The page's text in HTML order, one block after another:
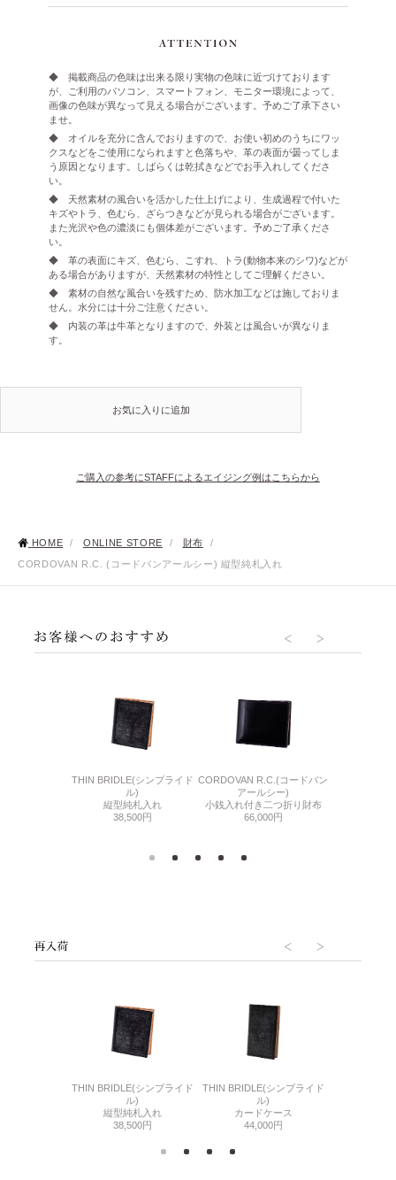
◆ 掲載商品の色味は出来る限り実物の色味に近づけております
が、ご利用のパソコン、スマートフォン、モニター環境によって、
画像の色味が異なって見える場合がございます。予めご了承下さい
ませ。
◆ オイルを充分に含んでおりますので、お使い初めのうちにワッ
クスなどをご使用になられますと色落ちや、革の表面が曇ってしま
う原因となります。しばらくは乾拭きなどでお手入れしてくださ
い。
◆ 天然素材の風合いを活かした仕上げにより、生成過程で付いた
キズやトラ、色むら、ざらつきなどが見られる場合がございます。
また光沢や色の濃淡にも個体差がございます。予めご了承くださ
い。
◆ 革の表面にキズ、色むら、こすれ、トラ(動物本来のシワ)などが
ある場合がありますが、天然素材の特性としてご理解ください。
◆ 素材の自然な風合いを残すため、防水加工などは施しておりま
せん。水分には十分ご注意ください。
◆ 内装の革は牛革となりますので、外装とは風合いが異なりま
す。
お気に入りに追加
ご購入の参考にSTAFFによるエイジング例はこちらから
HOME / ONLINE STORE / 財布
/
CORDOVAN R.C. (コードバンアールシー) 縦型純札入れ
THIN BRIDLE(シンブライド
ル)
縦型純札入れ
38,500円
CORDOVAN R.C.(コードバン
アールシー)
小銭入れ付き二つ折り財布
66,000円
THIN BRIDLE(シンブライド
ル)
縦型純札入れ
38,500円
THIN BRIDLE(シンブライド
ル)
カードケース
44,000円